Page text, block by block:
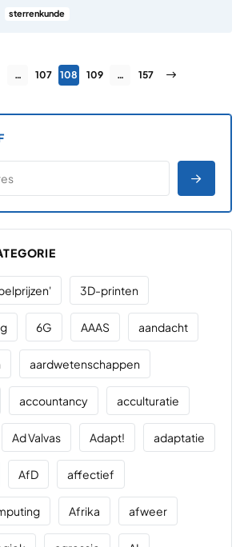
sterrenkunde
… Pagina
107 Pagina
108 Pagina
109 … Pagina
157 Volgende
3D-printen
6G AAAS aandacht
aardwetenschappen
accountancy acculturatie
Ad Valvas Adapt! adaptatie
AfD affectief
Afrika afweer